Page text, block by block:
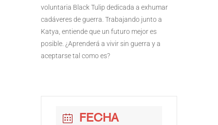
voluntaria Black Tulip dedicada a exhumar
cadáveres de guerra. Trabajando junto a
Katya, entiende que un futuro mejor es
posible. ¿Aprenderá a vivir sin guerra y a
aceptarse tal como es?
FECHA